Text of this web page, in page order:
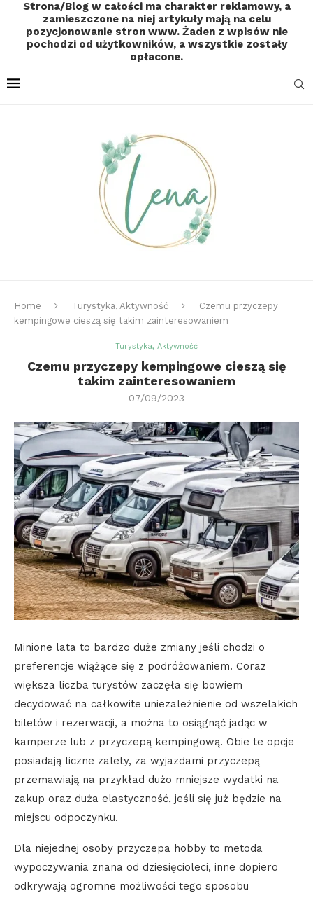
Strona/Blog w całości ma charakter reklamowy, a
zamieszczone na niej artykuły mają na celu
pozycjonowanie stron www. Żaden z wpisów nie
pochodzi od użytkowników, a wszystkie zostały
opłacone.
Home Turystyka, Aktywność
Czemu przyczepy
kempingowe cieszą się takim zainteresowaniem
Turystyka, Aktywność
Czemu przyczepy kempingowe cieszą się
takim zainteresowaniem
07/09/2023
Minione lata to bardzo duże zmiany jeśli chodzi o
preferencje wiążące się z podróżowaniem. Coraz
większa liczba turystów zaczęła się bowiem
decydować na całkowite uniezależnienie od wszelakich
biletów i rezerwacji, a można to osiągnąć jadąc w
kamperze lub z przyczepą kempingową. Obie te opcje
posiadają liczne zalety, za wyjazdami przyczepą
przemawiają na przykład dużo mniejsze wydatki na
zakup oraz duża elastyczność, jeśli się już będzie na
miejscu odpoczynku.
Dla niejednej osoby przyczepa hobby to metoda
wypoczywania znana od dziesięcioleci, inne dopiero
odkrywają ogromne możliwości tego sposobu